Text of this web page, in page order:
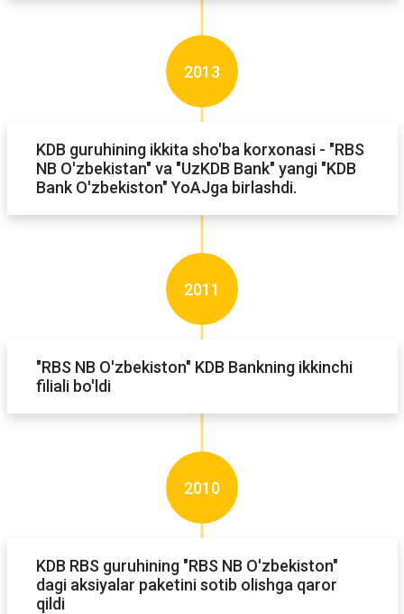
KDB guruhining ikkita sho'ba korxonasi - "RBS
NB O'zbekistan" va "UzKDB Bank" yangi "KDB
Bank O'zbekiston" YoAJga birlashdi.
2013
"RBS NB O'zbekiston" KDB Bankning ikkinchi
filiali bo'ldi
2011
KDB RBS guruhining "RBS NB O'zbekiston"
dagi aksiyalar paketini sotib olishga qaror
qildi
2010